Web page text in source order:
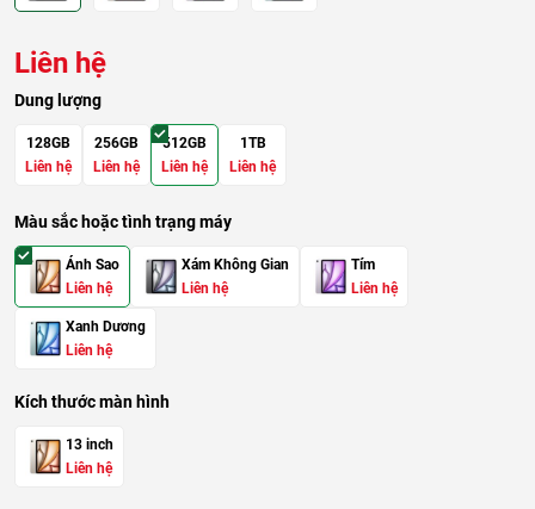
Liên hệ
Dung lượng
128GB
Liên hệ
256GB
Liên hệ
512GB
Liên hệ
1TB
Liên hệ
Màu sắc hoặc tình trạng máy
Ánh Sao
Liên hệ
Xám Không Gian
Liên hệ
Tím
Liên hệ
Xanh Dương
Liên hệ
Kích thước màn hình
13 inch
Liên hệ